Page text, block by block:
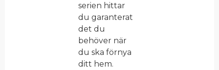
serien hittar
du garanterat
det du
behöver när
du ska förnya
ditt hem.